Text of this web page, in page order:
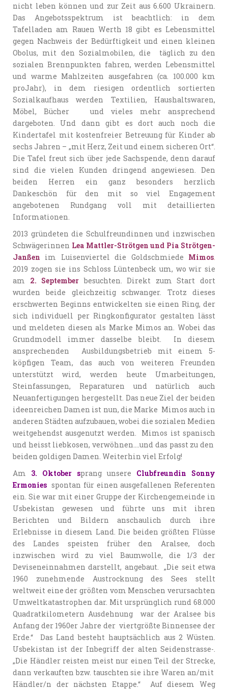
nicht leben können und zur Zeit aus 6.600 Ukrainern.
Das Angebotsspektrum ist beachtlich: in dem
Tafelladen am Rauen Werth 18 gibt es Lebensmittel
gegen Nachweis der Bedürftigkeit und einen kleinen
Obolus, mit den Sozialmobilen, die täglich zu den
sozialen Brennpunkten fahren, werden Lebensmittel
und warme Mahlzeiten ausgefahren (ca. 100.000 km
proJahr), in dem riesigen ordentlich sortierten
Sozialkaufhaus werden Textilien, Haushaltswaren,
Möbel, Bücher und vieles mehr ansprechend
dargeboten. Und dann gibt es dort auch noch die
Kindertafel mit kostenfreier Betreuung für Kinder ab
sechs Jahren – „mit Herz, Zeit und einem sicheren Ort“.
Die Tafel freut sich über jede Sachspende, denn darauf
sind die vielen Kunden dringend angewiesen. Den
beiden Herren ein ganz besonders herzlich
Dankeschön für den mit so viel Engagement
angebotenen Rundgang voll mit detaillierten
Informationen.
2013 gründeten die Schulfreundinnen und inzwischen
Schwägerinnen Lea Mattler-Strötgen und Pia Strötgen-
Janßen im Luisenviertel die Goldschmiede Mimos.
2019 zogen sie ins Schloss Lüntenbeck um, wo wir sie
am 2. September besuchten. Direkt zum Start dort
wurden beide gleichzeitig schwanger. Trotz dieses
erschwerten Beginns entwickelten sie einen Ring, der
sich individuell per Ringkonfigurator gestalten lässt
und meldeten diesen als Marke Mimos an. Wobei das
Grundmodell immer dasselbe bleibt. In diesem
ansprechenden Ausbildungsbetrieb mit einem 5-
köpfigen Team, das auch von weiteren Freunden
unterstützt wird, werden heute Umarbeitungen,
Steinfassungen, Reparaturen und natürlich auch
Neuanfertigungen hergestellt. Das neue Ziel der beiden
ideenreichen Damen ist nun, die Marke Mimos auch in
anderen Städten aufzubauen, wobei die sozialen Medien
weitgehendst ausgenutzt werden. Mimos ist spanisch
und heisst liebkosen, verwöhnen….und das passt zu den
beiden goldigen Damen. Weiterhin viel Erfolg!
Am 3. Oktober sprang unsere Clubfreundin Sonny
Ermonies spontan für einen ausgefallenen Referenten
ein. Sie war mit einer Gruppe der Kirchengemeinde in
Usbekistan gewesen und führte uns mit ihren
Berichten und Bildern anschaulich durch ihre
Erlebnisse in diesem Land. Die beiden größten Flüsse
des Landes speisten früher den Aralsee, doch
inzwischen wird zu viel Baumwolle, die 1/3 der
Deviseneinnahmen darstellt, angebaut. „Die seit etwa
1960 zunehmende Austrocknung des Sees stellt
weltweit eine der größten vom Menschen verursachten
Umweltkatastrophen dar. Mit ursprünglich rund 68.000
Quadratkilometern Ausdehnung war der Aralsee bis
Anfang der 1960er Jahre der viertgrößte Binnensee der
Erde.“ Das Land besteht hauptsächlich aus 2 Wüsten.
Usbekistan ist der Inbegriff der alten Seidenstrasse-.
„Die Händler reisten meist nur einen Teil der Strecke,
dann verkauften bzw. tauschten sie ihre Waren an/mit
Händler/n der nächsten Etappe.“ Auf diesem Weg